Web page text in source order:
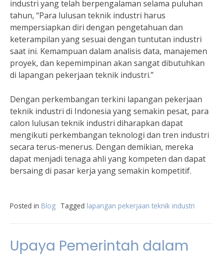
industri yang telah berpengalaman selama puluhan
tahun, “Para lulusan teknik industri harus
mempersiapkan diri dengan pengetahuan dan
keterampilan yang sesuai dengan tuntutan industri
saat ini. Kemampuan dalam analisis data, manajemen
proyek, dan kepemimpinan akan sangat dibutuhkan
di lapangan pekerjaan teknik industri.”
Dengan perkembangan terkini lapangan pekerjaan
teknik industri di Indonesia yang semakin pesat, para
calon lulusan teknik industri diharapkan dapat
mengikuti perkembangan teknologi dan tren industri
secara terus-menerus. Dengan demikian, mereka
dapat menjadi tenaga ahli yang kompeten dan dapat
bersaing di pasar kerja yang semakin kompetitif.
Posted in Blog Tagged lapangan pekerjaan teknik industri
Upaya Pemerintah dalam